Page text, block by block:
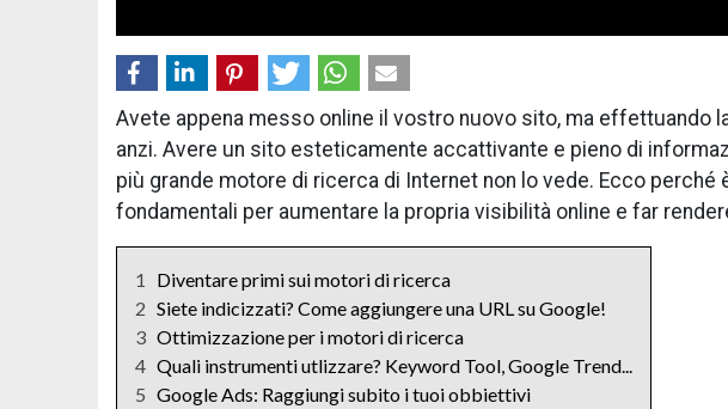
Avete appena messo online il vostro nuovo sito, ma effettuando
anzi. Avere un sito esteticamente accattivante e pieno di
più grande motore di ricerca di Internet non lo vede. Ecco
fondamentali per aumentare la propria visibilità online e far
1
Diventare primi sui motori di ricerca
2 Siete indicizzati? Come aggiungere una URL su Google!
3 Ottimizzazione per i motori di ricerca
4 Quali instrumenti utlizzare? Keyword Tool, Google Trend...
5 Google Ads: Raggiungi subito i tuoi obbiettivi